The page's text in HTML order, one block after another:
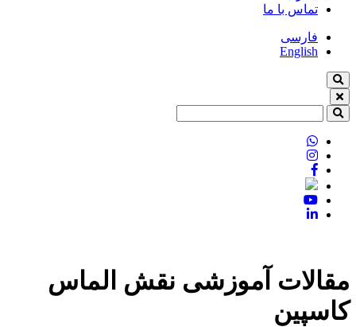
تماس با ما
فارسی
English
مقالات آموزشی نقش الماس
کاسپین